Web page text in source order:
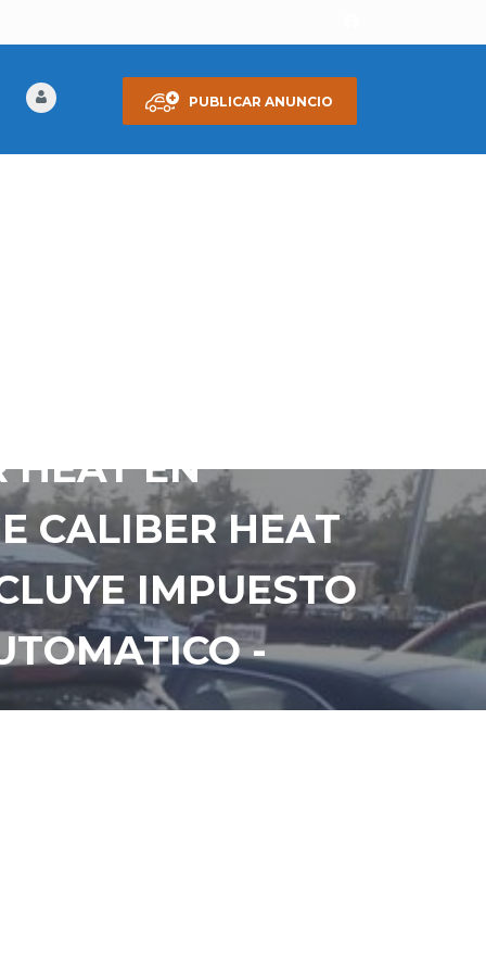
PUBLICAR ANUNCIO
HEAT EN
CALIBER HEAT
IMPUESTO
-